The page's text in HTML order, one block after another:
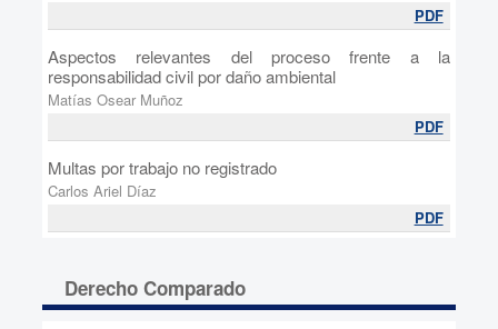
PDF
Aspectos relevantes del proceso frente a la
responsabilidad civil por daño ambiental
Matías Osear Muñoz
PDF
Multas por trabajo no registrado
Carlos Ariel Díaz
PDF
Derecho Comparado